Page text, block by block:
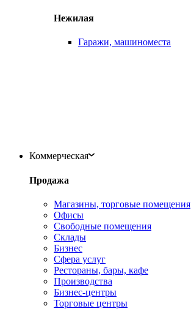
Нежилая
Гаражи, машиноместа
Коммерческая
Продажа
Магазины, торговые помещения
Офисы
Свободные помещения
Склады
Бизнес
Сфера услуг
Рестораны, бары, кафе
Производства
Бизнес-центры
Торговые центры